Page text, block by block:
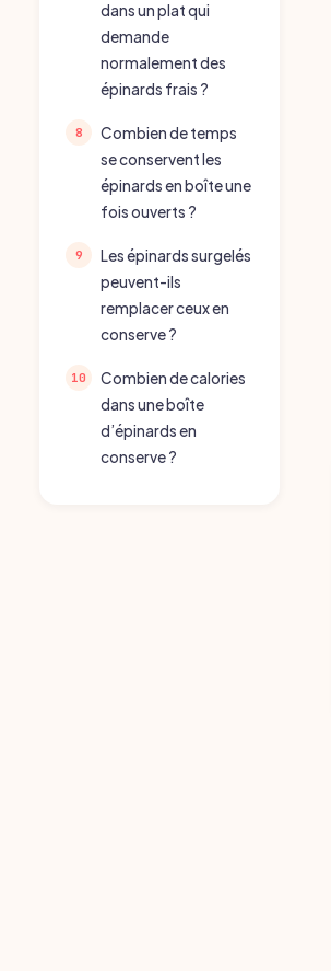
dans un plat qui
demande
normalement des
épinards frais ?
Combien de temps
se conservent les
épinards en boîte une
fois ouverts ?
Les épinards surgelés
peuvent-ils
remplacer ceux en
conserve ?
Combien de calories
dans une boîte
d’épinards en
conserve ?